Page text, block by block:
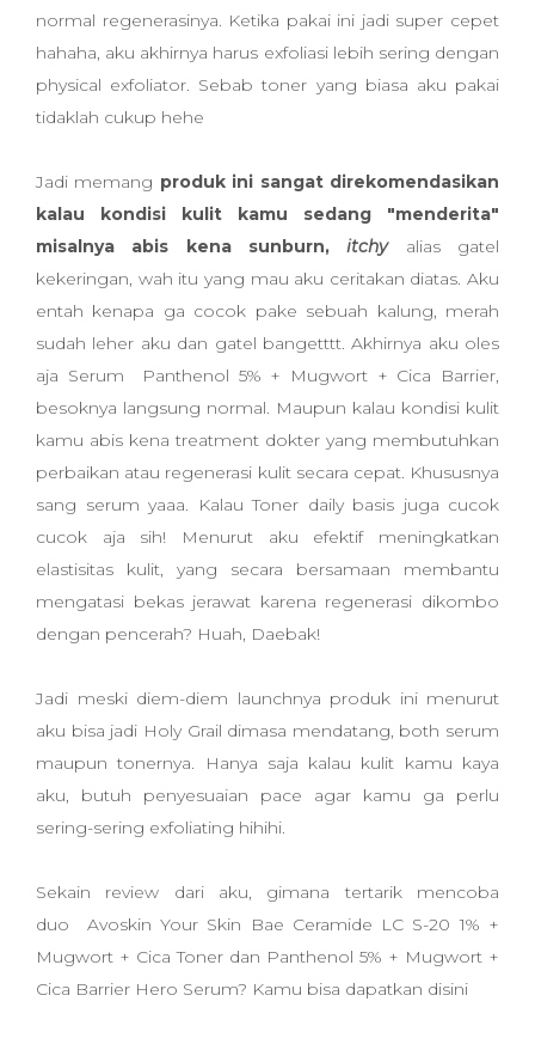
normal regenerasinya. Ketika pakai ini jadi super cepet
hahaha, aku akhirnya harus exfoliasi lebih sering dengan
physical exfoliator. Sebab toner yang biasa aku pakai
tidaklah cukup hehe
Jadi memang produk ini sangat direkomendasikan
kalau kondisi kulit kamu sedang "menderita"
misalnya abis kena sunburn,itchyalias gatel
kekeringan, wah itu yang mau aku ceritakan diatas. Aku
entah kenapa ga cocok pake sebuah kalung, merah
sudah leher aku dan gatel bangetttt. Akhirnya aku oles
aja Serum Panthenol 5% + Mugwort + Cica Barrier,
besoknya langsung normal. Maupun kalau kondisi kulit
kamu abis kena treatment dokter yang membutuhkan
perbaikan atau regenerasi kulit secara cepat. Khususnya
sang serum yaaa. Kalau Toner daily basis juga cucok
cucok aja sih! Menurut aku efektif meningkatkan
elastisitas kulit, yang secara bersamaan membantu
mengatasi bekas jerawat karena regenerasi dikombo
dengan pencerah? Huah, Daebak!
Jadi meski diem-diem launchnya produk ini menurut
aku bisa jadi Holy Grail dimasa mendatang, both serum
maupun tonernya. Hanya saja kalau kulit kamu kaya
aku, butuh penyesuaian pace agar kamu ga perlu
sering-sering exfoliating hihihi.
Sekain review dari aku, gimana tertarik mencoba
duo Avoskin Your Skin Bae Ceramide LC S-20 1% +
Mugwort + Cica Toner dan Panthenol 5% + Mugwort +
Cica Barrier Hero Serum? Kamu bisa dapatkan disini